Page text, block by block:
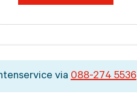
via 088-274 5536